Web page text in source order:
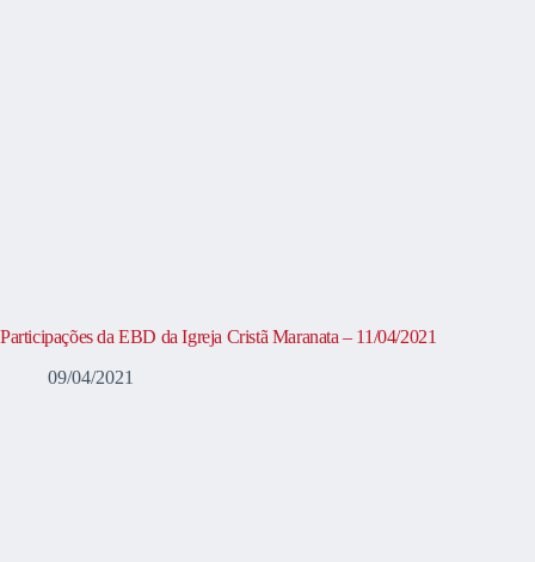
Participações da EBD da Igreja Cristã Maranata – 11/04/2021
09/04/2021